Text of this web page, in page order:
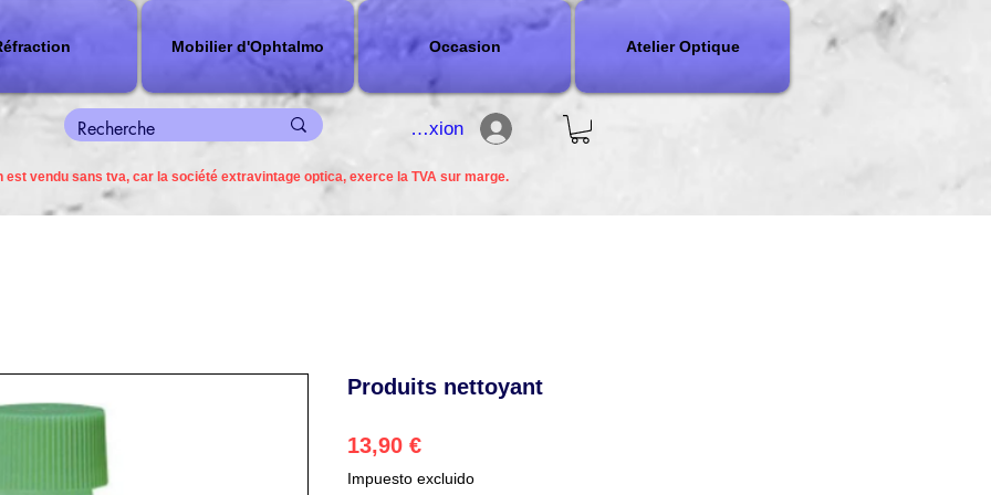
Mobilier d'Ophtalmo Occasion Atelier Optique
connexion
est vendu sans tva, car la société extravintage optica, exerce la TVA sur marge.
Produits nettoyant
13,90 €Precio
Impuesto excluido